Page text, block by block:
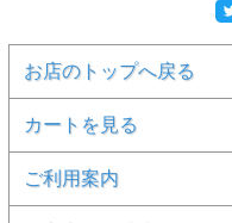
お店のトップへ戻る
カートを見る
ご利用案内